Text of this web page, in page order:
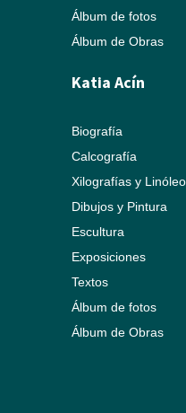
Álbum de fotos
Álbum de Obras
Katia Acín
Biografía
Calcografía
Xilografías y
Dibujos y Pintura
Escultura
Exposiciones
Textos
Álbum de fotos
Álbum de Obras